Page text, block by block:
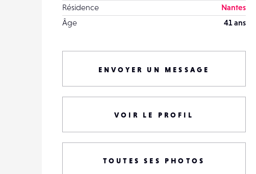
Résidence
Nantes
Âge
41 ans
ENVOYER UN MESSAGE
VOIR LE PROFIL
TOUTES SES PHOTOS